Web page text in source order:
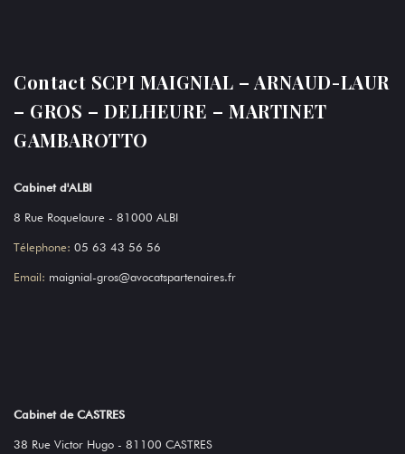
Contact SCPI MAIGNIAL – ARNAUD-LAUR
– GROS – DELHEURE – MARTINET
GAMBAROTTO
Cabinet d'ALBI
8 Rue Roquelaure - 81000 ALBI
Télephone: 05 63 43 56 56
Email: maignial-gros@avocatspartenaires.fr
Cabinet de CASTRES
38 Rue Victor Hugo - 81100 CASTRES